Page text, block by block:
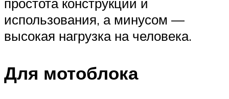
использования, а минусом —
высокая нагрузка на человека.
Для мотоблока